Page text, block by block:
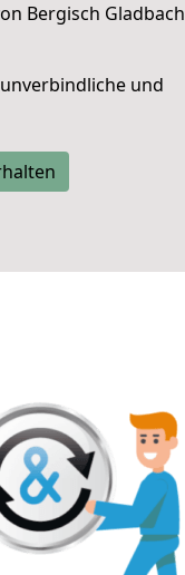
Bergisch Gladbach
und